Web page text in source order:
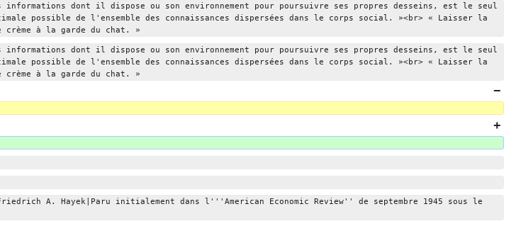
dont il dispose ou son environnement pour poursuivre ses propres desseins, est le seul
possible de l'ensemble des connaissances dispersées dans le corps social. »<br> « Laisser la
à la garde du chat. »
dont il dispose ou son environnement pour poursuivre ses propres desseins, est le seul
possible de l'ensemble des connaissances dispersées dans le corps social. »<br> « Laisser la
à la garde du chat. »
A. Hayek|Paru initialement dans l'''American Economic Review'' de septembre 1945 sous le